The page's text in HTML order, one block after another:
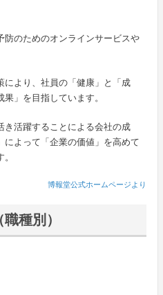
のためのオンラインサービスや
により、社員の「健康」と「成
」を目指しています。
き活躍することによる会社の成
よって「企業の価値」を高めて
博報堂公式ホームページより
種別）